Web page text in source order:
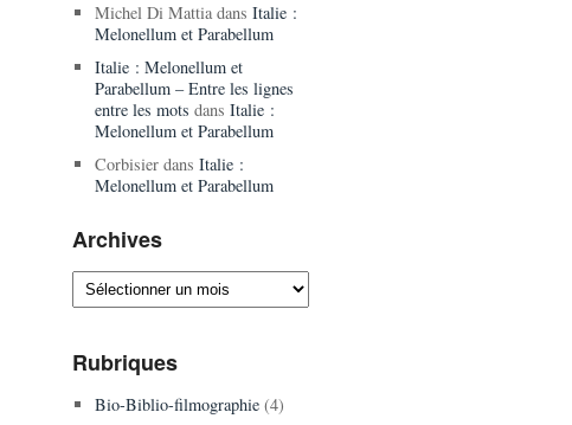
Michel Di Mattiadans Italie :
Melonellum et Parabellum
Italie : Melonellum et
Parabellum – Entre les lignes
entre les mots dans Italie :
Melonellum et Parabellum
Corbisierdans Italie :
Melonellum et Parabellum
Archives
Archives
Rubriques
Bio-Biblio-filmographie(4)